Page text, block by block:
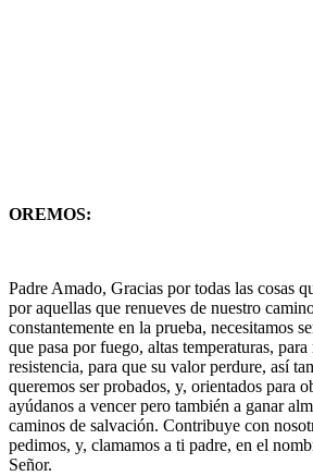
OREMOS:
Padre Amado, Gracias por todas las cosas
por aquellas que renueves de nuestro
constantemente en la prueba, necesitamos
que pasa por fuego, altas temperaturas,
resistencia, para que su valor perdure, así
queremos ser probados, y, orientados para
ayúdanos a vencer pero también a ganar
caminos de salvación. Contribuye con
pedimos, y, clamamos a ti padre, en el
Señor.